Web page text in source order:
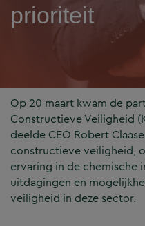
prioriteit
Op 20 maart kwam de
Constructieve Veiligheid
deelde CEO Robert
constructieve veiligheid,
ervaring in de chemische
uitdagingen en
veiligheid in deze sector.